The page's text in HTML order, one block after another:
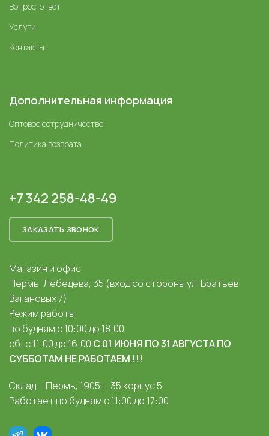
Вопрос-ответ
Услуги
Контакты
Дополнительная информация
Оптовое сотрудничество
Политика возврата
+7 342 258-48-49
ЗАКАЗАТЬ ЗВОНОК
Магазин и офис
Пермь, Лебедева, 35 (вход со стороны ул. Братьев
Вагановых 7)
Режим работы:
по будням с 10:00 до 18:00
сб: с 11:00 до 16:00 С 01 ИЮНЯ ПО 31 АВГУСТА ПО
СУББОТАМ НЕ РАБОТАЕМ !!!
Склад - Пермь, 1905 г, 35 корпус 5
Работает по будням с 11:00 до 17:00